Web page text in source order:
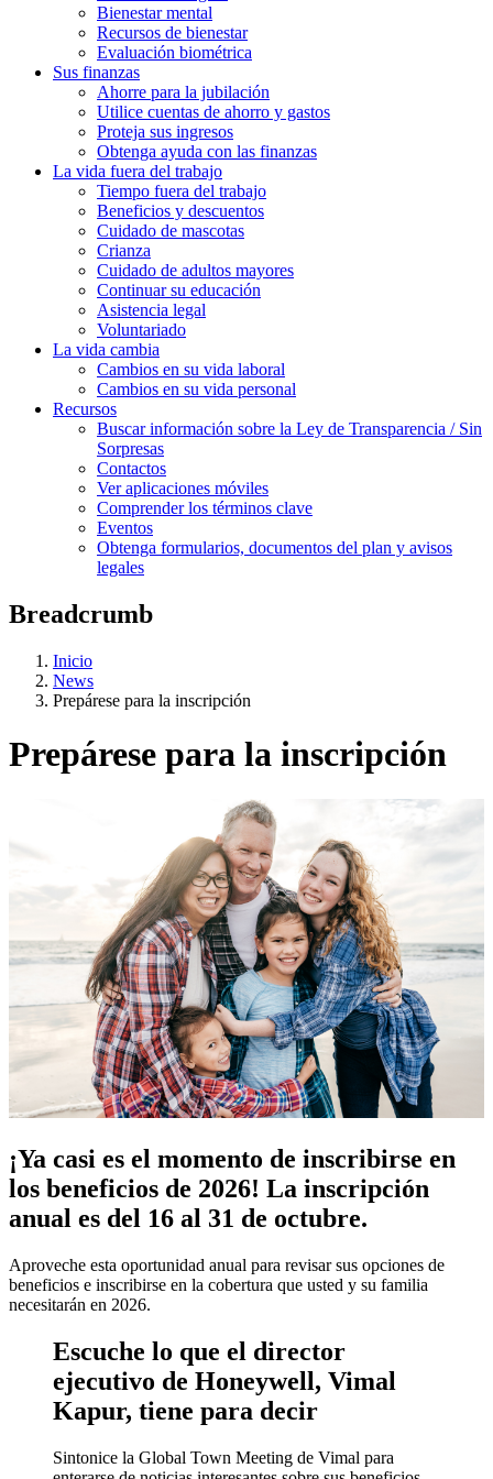
Bienestar mental
Recursos de bienestar
Evaluación biométrica
Sus finanzas
Ahorre para la jubilación
Utilice cuentas de ahorro y gastos
Proteja sus ingresos
Obtenga ayuda con las finanzas
La vida fuera del trabajo
Tiempo fuera del trabajo
Beneficios y descuentos
Cuidado de mascotas
Crianza
Cuidado de adultos mayores
Continuar su educación
Asistencia legal
Voluntariado
La vida cambia
Cambios en su vida laboral
Cambios en su vida personal
Recursos
Buscar información sobre la Ley de Transparencia / Sin
Sorpresas
Contactos
Ver aplicaciones móviles
Comprender los términos clave
Eventos
Obtenga formularios, documentos del plan y avisos
legales
Breadcrumb
Inicio
News
Prepárese para la inscripción
Prepárese para la inscripción
¡Ya casi es el momento de inscribirse en
los beneficios de 2026! La inscripción
anual es del 16 al 31 de octubre.
Aproveche esta oportunidad anual para revisar sus opciones de
beneficios e inscribirse en la cobertura que usted y su familia
necesitarán en 2026.
Escuche lo que el director
ejecutivo de Honeywell, Vimal
Kapur, tiene para decir
Sintonice la Global Town Meeting de Vimal para